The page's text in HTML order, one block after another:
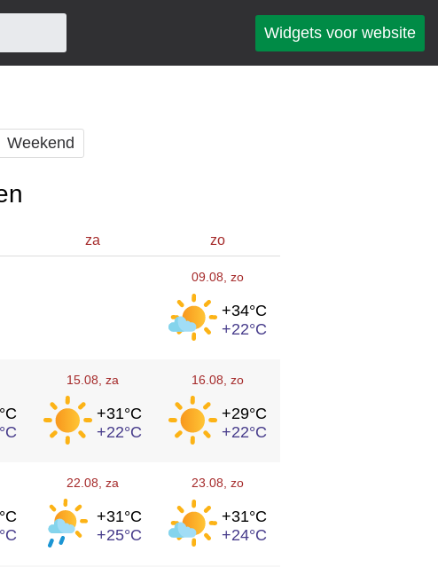
Widgets voor website
Weekend
za zo
09.08 , zo
+34°C
+22°C
C
C
15.08 , za
+31°C
+22°C
16.08 , zo
+29°C
+22°C
C
C
22.08 , za
+31°C
+25°C
23.08 , zo
+31°C
+24°C